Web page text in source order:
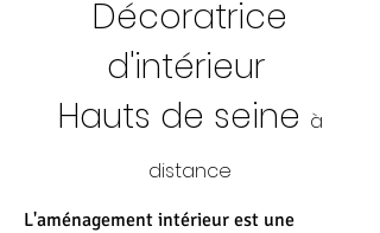
Décoratrice
d'intérieur
Hauts de seine à
distance
L'aménagement intérieur est une